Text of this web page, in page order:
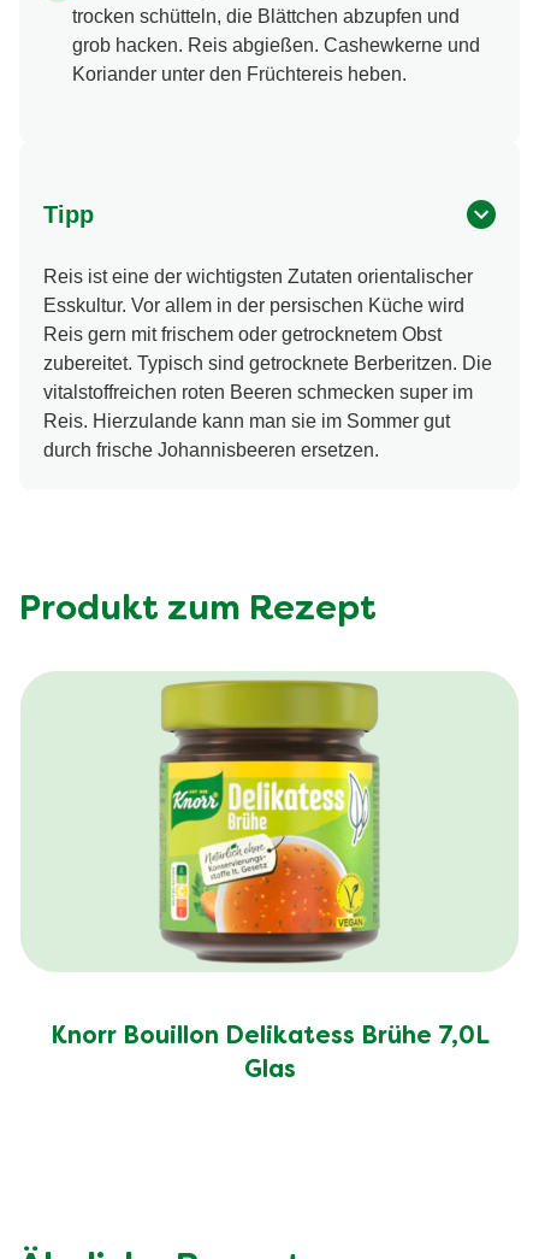
trocken schütteln, die Blättchen abzupfen und
grob hacken. Reis abgießen. Cashewkerne und
Koriander unter den Früchtereis heben.
Tipp
Reis ist eine der wichtigsten Zutaten orientalischer
Esskultur. Vor allem in der persischen Küche wird
Reis gern mit frischem oder getrocknetem Obst
zubereitet. Typisch sind getrocknete Berberitzen. Die
vitalstoffreichen roten Beeren schmecken super im
Reis. Hierzulande kann man sie im Sommer gut
durch frische Johannisbeeren ersetzen.
Produkt zum Rezept
Knorr Bouillon Delikatess Brühe 7,0L
Glas